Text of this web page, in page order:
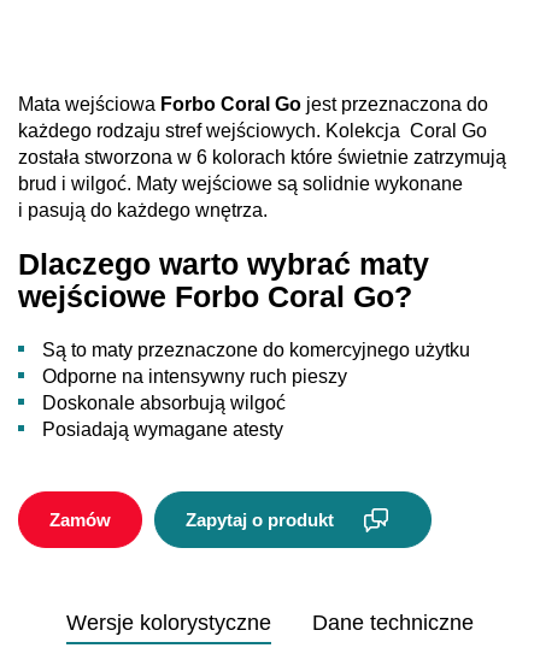
Mata wejściowa Forbo Coral Go jest przeznaczona do
każdego rodzaju stref wejściowych. Kolekcja Coral Go
została stworzona w 6 kolorach które świetnie zatrzymują
brud i wilgoć. Maty wejściowe są solidnie wykonane
i pasują do każdego wnętrza.
Dlaczego warto wybrać maty
wejściowe Forbo Coral Go?
Są to maty przeznaczone do komercyjnego użytku
Odporne na intensywny ruch pieszy
Doskonale absorbują wilgoć
Posiadają wymagane atesty
Zamów Zapytaj o produkt
Wersje kolorystyczne Dane techniczne